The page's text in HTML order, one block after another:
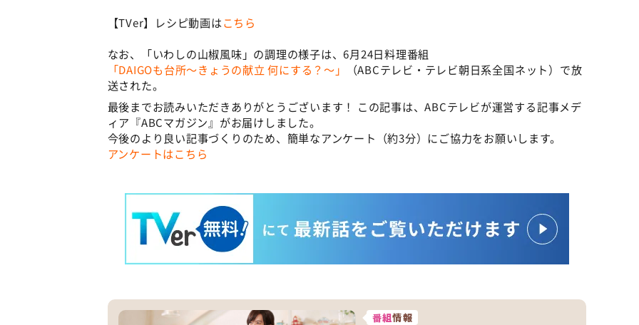
【TVer】レシピ動画はこちら
なお、「いわしの山椒風味」の調理の様子は、6月24日料理番組
「DAIGOも台所～きょうの献立 何にする？～」
（ABCテレビ・テレビ朝日系全国ネット）で放
送された。
最後までお読みいただきありがとうございます！ この記事は、ABCテレビが運営する記事メデ
ィア『ABCマガジン』がお届けしました。
今後のより良い記事づくりのため、簡単なアンケート（約3分）にご協力をお願いします。
アンケートはこちら
番組情報